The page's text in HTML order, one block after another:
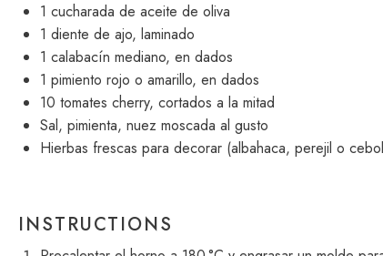
1 cucharada de aceite de oliva
1 diente de ajo, laminado
1 calabacín mediano, en dados
1 pimiento rojo o amarillo, en dados
10 tomates cherry, cortados a la mitad
Sal, pimienta, nuez moscada al gusto
Hierbas frescas para decorar (albahaca, perejil o
INSTRUCTIONS